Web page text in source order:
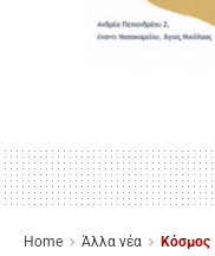
Home Άλλα νέα Κόσμος